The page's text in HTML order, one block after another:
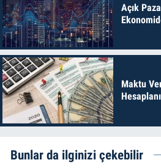
Açık
Maktu
Bunlar da ilginizi çekebilir